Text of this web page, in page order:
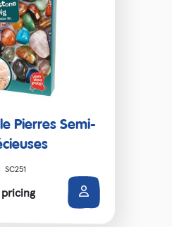
Pierres Semi-
SC251